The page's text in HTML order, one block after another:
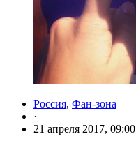
Россия, Фан-зона
·
21 апреля 2017, 09:00